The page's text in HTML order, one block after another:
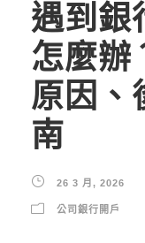
遇到銀
怎麼辦
原因、
南
26 3 月, 2026
公司銀行開戶